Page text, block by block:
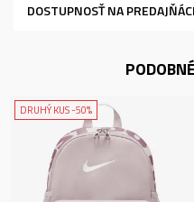
DOSTUPNOSŤ NA
DRUHÝ KUS -50%